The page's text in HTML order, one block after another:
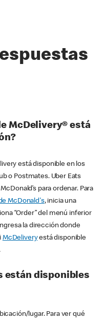
McDelivery® está
está disponible en los
o Postmates. Uber Eats
para ordenar. Para
McDonald's, inicia una
“Order” del menú inferior
la dirección donde
McDeliveryestá disponible
están disponibles
lugar. Para ver qué